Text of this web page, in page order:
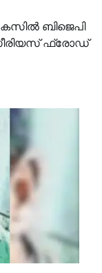
ബിജെപി
ഫ്രോഡ്